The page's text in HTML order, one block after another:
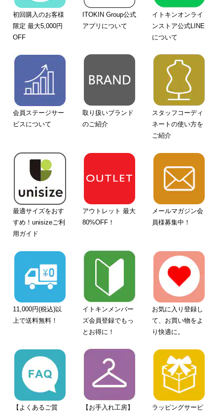
初回購入のお客様
限定 最大5,000円
OFF
ITOKIN Group公式
アプリについて
イトキンオンライ
ンストア公式LINE
について
会員ステージサー
ビスについて
取り扱いブランド
のご紹介
スタッフコーディ
ネートの使い方を
ご紹介
最適サイズをおす
すめ！unisizeご利
用ガイド
アウトレット 最大
80%OFF！
メールマガジン会
員様募集中！
11,000円(税込)以
上で送料無料！
イトキンメンバー
ズ会員登録でもっ
とお得に！
お気に入り登録し
て、お買い物をよ
り快適に。
【よくあるご質
【お手入れ工房】
ラッピングサービ